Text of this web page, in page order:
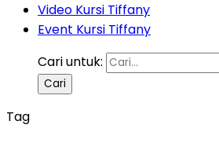
Video Kursi Tiffany
Event Kursi Tiffany
Cari untuk:
Tag